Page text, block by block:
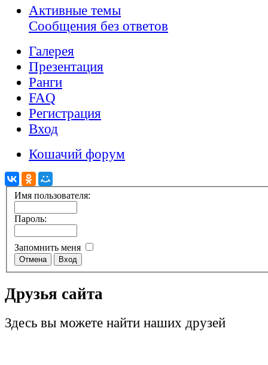
Активные темы
Сообщения без ответов
Галерея
Презентация
Ранги
FAQ
Регистрация
Вход
Кошачий форум
Имя пользователя:
Пароль:
Запомнить меня
Друзья сайта
Здесь вы можете найти наших друзей